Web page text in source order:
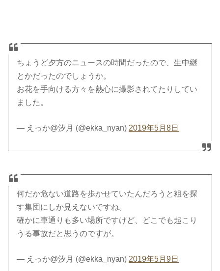
ちょうど夕方のニュースの時間だったので、生中継
とかだったのでしょうか。
お花を手向ける方々を熱心に撮影されてたりしてい
ました。
— えっか@汐月 (@ekka_nyan) 2019年5月8日
何だか危ない道路を歩かせていたんだろうと粗を探
す集団にしか見えないですね。
確かに車通りも多い場所ですけど、どこでも起こり
うる事故だと思うのですが。
— えっか@汐月 (@ekka_nyan) 2019年5月9日